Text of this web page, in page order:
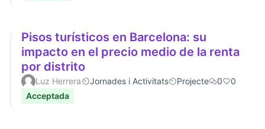
Pisos turísticos en Barcelona: su
impacto en el precio medio de la renta
por distrito
Luz Herrera Jornades i Activitats Projecte 0
0
Acceptada